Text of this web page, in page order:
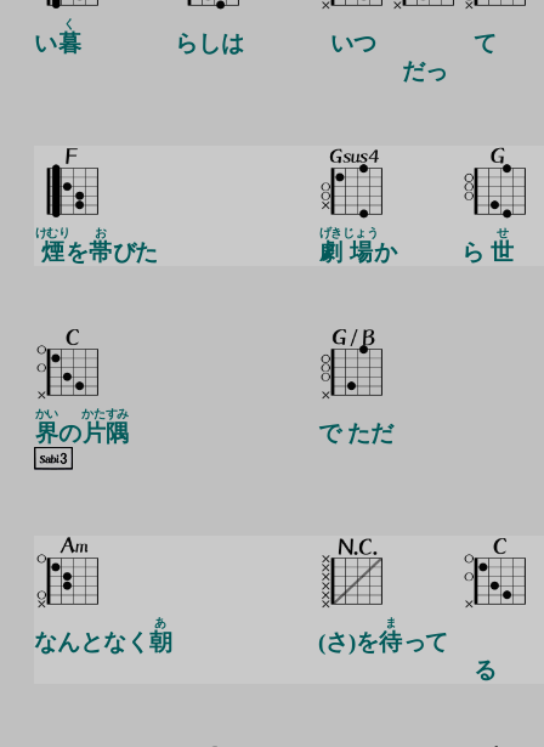
い暮
く
らしは
いつ
だっ
て
煙
けむり
を帯
お
びた 劇
げき
場
じょう
か ら世
せ
界
かい
の片
かた
隅
すみ
で ただ
なんとなく 朝
あ
(さ)を待
ま
って
る